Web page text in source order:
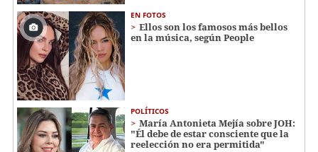
EN FOTOS
Ellos son los famosos más bellos
en la música, según People
POLÍTICOS
María Antonieta Mejía sobre JOH:
"Él debe de estar consciente que la
reelección no era permitida"